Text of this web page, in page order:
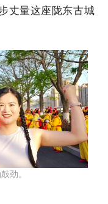
丈量这座陇东古城
劲。